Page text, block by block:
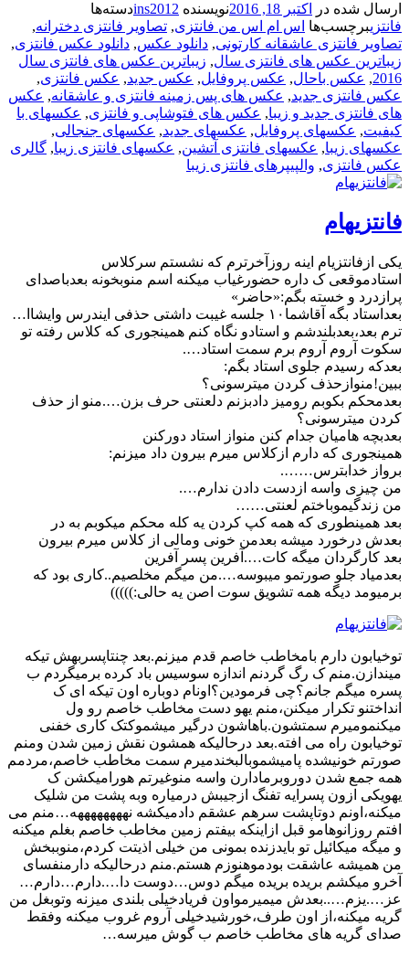
ارسال شده در اکتبر 18, 2016 نویسنده ins2012دسته‌ها
فانتزیبرچسب‌ها اس ام اس من فانتزی, تصاویر فانتزی دخترانه,
تصاویر فانتزی عاشقانه کارتونی, دانلود عکس, دانلود عکس فانتزی,
زیباترین عکس های فانتزی سال, زیباترین عکس های فانتزی سال
2016
, عکس باحال, عکس پروفایل, عکس جدید, عکس فانتزی,
عکس فانتزی جدید, عکس های پس زمینه فانتزی و عاشقانه, عکس
های فانتزی جدید و زیبا, عکس های فتوشاپی و فانتزی, عکسهای با
کیفیت, عکسهای پروفایل, عکسهای جدید, عکسهای جنجالی,
عکسهای زیبا, عکسهای فانتزی آتشین, عکسهای فانتزی زیبا, گالری
عکس فانتزی, والپیپرهای فانتزی زیبا
فانتزیهام
یکی ازفانتزیام اینه روزآخرترم که نشستم سرکلاس
استادموقعی ک داره حضورغیاب میکنه اسم منوبخونه بعدباصدای
پرازدرد و خسته بگم:«حاضر»
بعداستاد بگه آقاشما۱۰ جلسه غیبت داشتی حذفی ایندرس وایشاا…
ترم بعد،بعدبلندشم و استادو نگاه کنم همینجوری که کلاس رفته تو
سکوت آروم آروم برم سمت استاد….
بعدکه رسیدم جلوی استاد بگم:
ببین!منوازحذف کردن میترسونی؟
بعدمحکم بکوبم رومیز دادبزنم دلعنتی حرف بزن….منو از حذف
کردن میترسونی؟
بعدبچه هامیان جدام کنن منواز استاد دورکنن
همینجوری که دارم ازکلاس میرم بیرون داد میزنم:
برواز خدابترس…….
من چیزی واسه ازدست دادن ندارم….
من زندگیموباختم لعنتی……
بعد همینطوری که همه کپ کردن یه کله محکم میکوبم به در
بعدش درخورد میشه بعدمن خونی ومالی از کلاس میرم بیرون
بعد کارگردان میگه کات….آفرین پسر آفرین
بعدمیاد جلو صورتمو میبوسه….من میگم مخلصیم..کاری بود که
برمیومد دیگه همه تشویق سوت اصن یه حالی:)))))
توخیابون دارم بامخاطب خاصم قدم میزنم.بعد چنتاپسربهش تیکه
میندازن.منم ک رگ گردنم اندازه سوسیس باد کرده برمیگردم ب
پسره میگم جانم؟چی فرمودین؟اونام دوباره اون تیکه ای ک
انداختنو تکرار میکنن،منم یهو دست مخاطب خاصم رو ول
میکنمومیرم سمتشون.باهاشون درگیر میشموکتک کاری خفنی
توخیابون راه می افته.بعد درحالیکه همشون نقش زمین شدن ومنم
صورتم خونیشده پامیشموبالبخندمیرم سمت مخاطب خاصم،مردمم
همه جمع شدن دوروبرمادارن واسه منوغیرتم هورامیکشن ک
یهویکی ازون پسرایه تفنگ ازجیبش درمیاره وبه پشت من شلیک
میکنه،اونم دوتاپشت سرهم عشقم دادمیکشه نههههههههه…منم می
افتم روزانوهامو قبل ازاینکه بیفتم زمین مخاطب خاصم بغلم میکنه
و میگه میکائیل تو بایدزنده بمونی من خیلی اذیتت کردم،منوببخش
من همیشه عاشقت بودموهنوزم هستم.منم درحالیکه دارمنفسای
آخرو میکشم بریده بریده میگم دوس…دوست دا….دارم…دارم…
عز….یزم…..بعدش میمیرمواون فریادخیلی بلندی میزنه وتوبغل من
گریه میکنه،از اون طرف،خورشیدخیلی آروم غروب میکنه وفقط
صدای گریه های مخاطب خاصم ب گوش میرسه…